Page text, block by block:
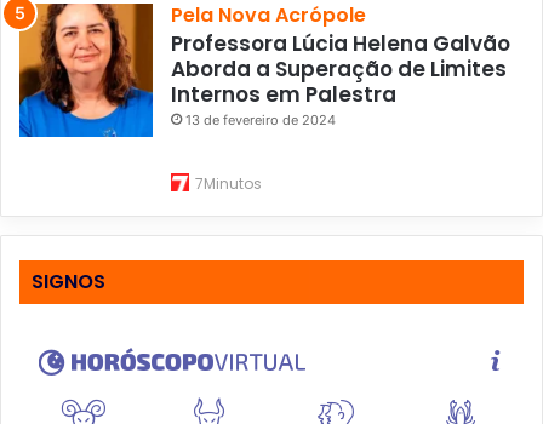
Pela Nova Acrópole
Professora Lúcia Helena Galvão
Aborda a Superação de Limites
Internos em Palestra
13 de fevereiro de 2024
7Minutos
SIGNOS